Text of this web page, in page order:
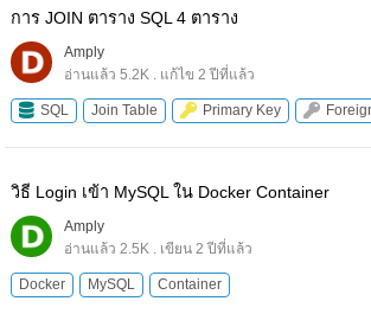
การ JOIN ตาราง SQL 4 ตาราง
Amply
อ่านแล้ว 5.2K . แก้ไข 2 ปีที่แล้ว
SQL Join Table Primary Key
วิธี Login เข้า MySQL ใน Docker Container
Amply
อ่านแล้ว 2.5K . เขียน 2 ปีที่แล้ว
Docker MySQL Container